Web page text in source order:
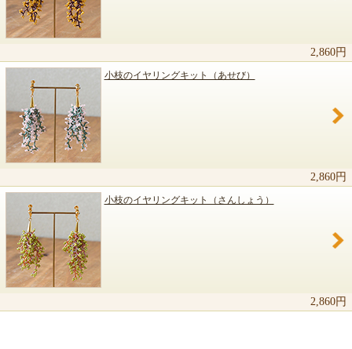
2,860円
小枝のイヤリングキット（あせび）
2,860円
小枝のイヤリングキット（さんしょう）
2,860円